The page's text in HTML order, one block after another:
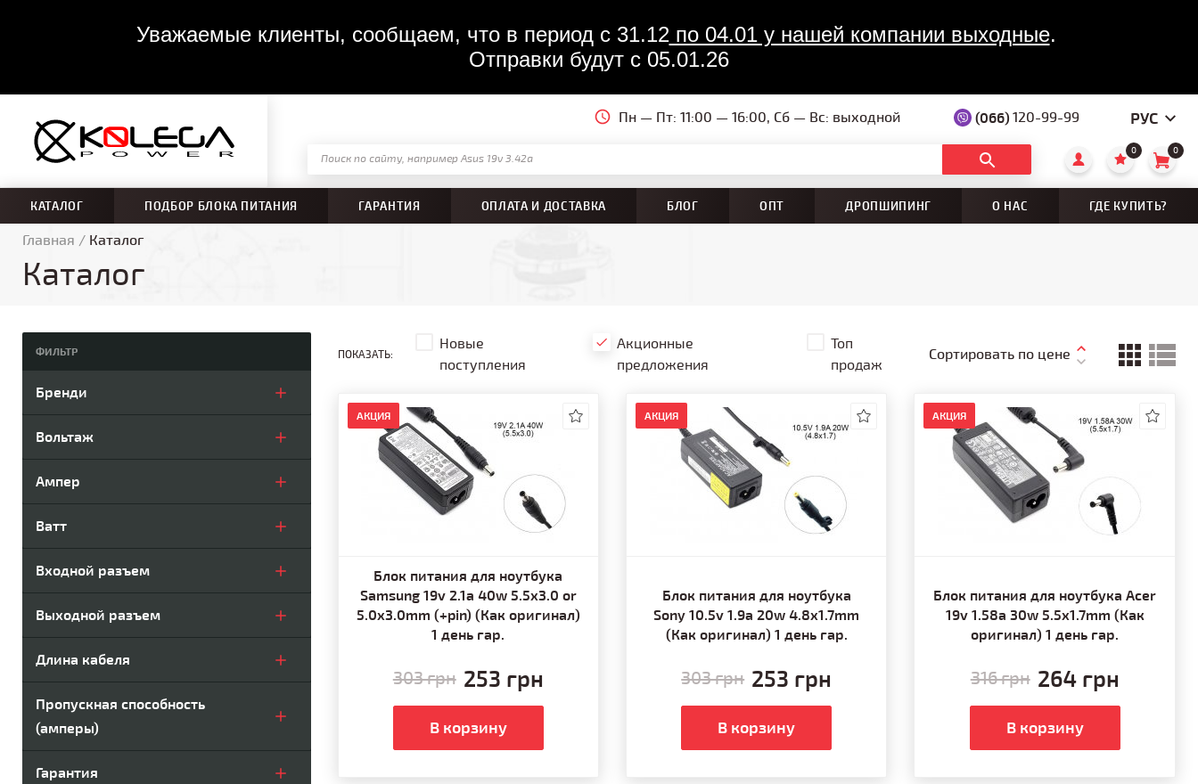
Уважаемые клиенты, сообщаем, что в период с 31.12 по 04.01 у нашей компании выходные.
Отправки будут с 05.01.26
Пн — Пт: 11:00 — 16:00, Сб — Вс: выходной (066) 120-99-99 РУС
0 0
КАТАЛОГ ПОДБОР БЛОКА ПИТАНИЯ ГАРАНТИЯ ОПЛАТА И ДОСТАВКА БЛОГ ОПТ ДРОПШИПИНГ О НАС ГДЕ КУПИТЬ?
Главная / Каталог
Каталог
ФИЛЬТР
Бренди
Вольтаж
Ампер
Ватт
Входной разъем
Выходной разъем
Длина кабеля
Пропускная способность
(амперы)
Гарантия
ПОКАЗАТЬ:
Новые
поступления
Акционные
предложения
Топ
продаж
Сортировать по цене
АКЦИЯ
Блок питания для ноутбука
Samsung 19v 2.1a 40w 5.5x3.0 or
5.0x3.0mm (+pin) (Как оригинал)
1 день гар.
303 грн 253 грн
В корзину
АКЦИЯ
Блок питания для ноутбука
Sony 10.5v 1.9a 20w 4.8x1.7mm
(Как оригинал) 1 день гар.
303 грн 253 грн
В корзину
АКЦИЯ
Блок питания для ноутбука Acer
19v 1.58a 30w 5.5x1.7mm (Как
оригинал) 1 день гар.
316 грн 264 грн
В корзину